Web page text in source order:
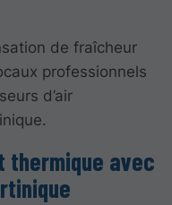
de fraîcheur
professionnels
d’air
thermique avec